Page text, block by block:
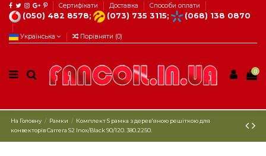
Сертифікати Доставка Способи оплати
(050) 482 8578; (073) 735 3115; (068) 138 0870
Українська Порівняти (0)
0
На Головну Рамки
Комплект S рамка з дерев'яною решіткою для
конвекторів Carrera S2 Inox/Black 90/120. 380.2250.